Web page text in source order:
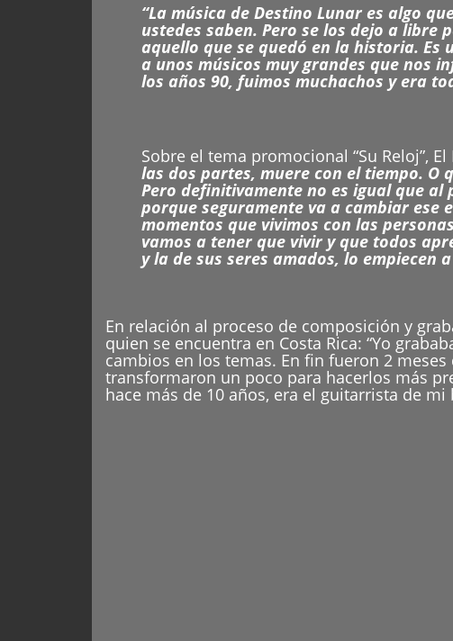
“La música de Destino Lunar es algo
ustedes saben. Pero se los dejo a libre
aquello que se quedó en la historia. Es
a unos músicos muy grandes que nos
los años 90, fuimos muchachos y era
Sobre el tema promocional “Su Reloj”,
las dos partes, muere con el tiempo. O
Pero definitivamente no es igual que
porque seguramente va a cambiar ese
momentos que vivimos con las
vamos a tener que vivir y que todos
y la de sus seres amados, lo empiecen
En relación al proceso de composición y
quien se encuentra en Costa Rica: “Yo
cambios en los temas. En fin fueron 2
transformaron un poco para hacerlos más
hace más de 10 años, era el guitarrista de mi